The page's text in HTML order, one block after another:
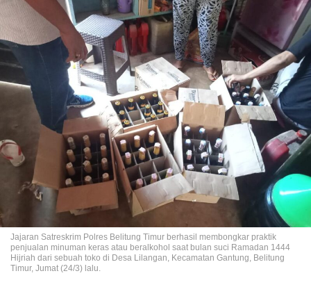
Jajaran Satreskrim Polres Belitung Timur berhasil membongkar praktik
penjualan minuman keras atau beralkohol saat bulan suci Ramadan 1444
Hijriah dari sebuah toko di Desa Lilangan, Kecamatan Gantung, Belitung
Timur, Jumat (24/3) lalu.